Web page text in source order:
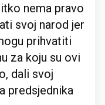
nema pravo
svoj narod jer
prihvatiti
za koju su ovi
dali svoj
predsjednika